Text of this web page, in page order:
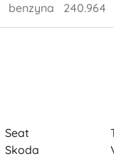
benzyna 240.964
Seat
Skoda